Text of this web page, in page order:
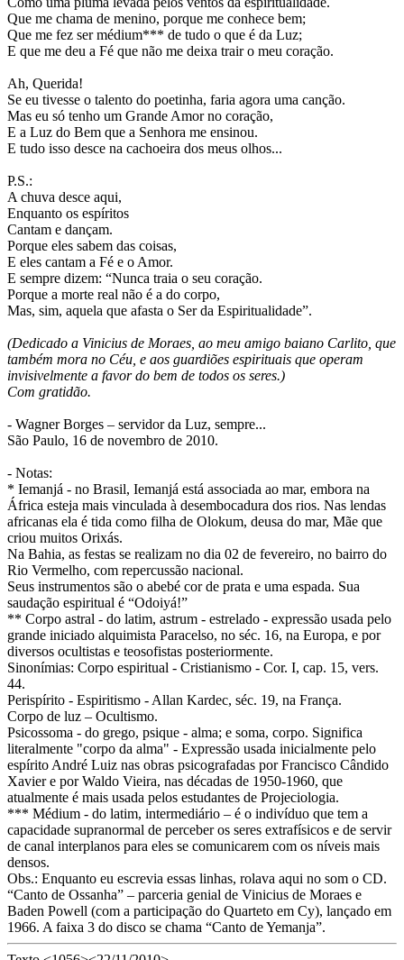
Que me chama de menino, porque me conhece bem;
Que me fez ser médium*** de tudo o que é da Luz;
E que me deu a Fé que não me deixa trair o meu coração.
Ah, Querida!
Se eu tivesse o talento do poetinha, faria agora uma canção.
Mas eu só tenho um Grande Amor no coração,
E a Luz do Bem que a Senhora me ensinou.
E tudo isso desce na cachoeira dos meus olhos...
P.S.:
A chuva desce aqui,
Enquanto os espíritos
Cantam e dançam.
Porque eles sabem das coisas,
E eles cantam a Fé e o Amor.
E sempre dizem: “Nunca traia o seu coração.
Porque a morte real não é a do corpo,
Mas, sim, aquela que afasta o Ser da Espiritualidade”.
(Dedicado a Vinicius de Moraes, ao meu amigo baiano Carlito, que
também mora no Céu, e aos guardiões espirituais que operam
invisivelmente a favor do bem de todos os seres.)
Com gratidão.
- Wagner Borges – servidor da Luz, sempre...
São Paulo, 16 de novembro de 2010.
- Notas:
* Iemanjá - no Brasil, Iemanjá está associada ao mar, embora na
África esteja mais vinculada à desembocadura dos rios. Nas lendas
africanas ela é tida como filha de Olokum, deusa do mar, Mãe que
criou muitos Orixás.
Na Bahia, as festas se realizam no dia 02 de fevereiro, no bairro do
Rio Vermelho, com repercussão nacional.
Seus instrumentos são o abebé cor de prata e uma espada. Sua
saudação espiritual é “Odoiyá!”
** Corpo astral - do latim, astrum - estrelado - expressão usada pelo
grande iniciado alquimista Paracelso, no séc. 16, na Europa, e por
diversos ocultistas e teosofistas posteriormente.
Sinonímias: Corpo espiritual - Cristianismo - Cor. I, cap. 15, vers.
44.
Perispírito - Espiritismo - Allan Kardec, séc. 19, na França.
Corpo de luz – Ocultismo.
Psicossoma - do grego, psique - alma; e soma, corpo. Significa
literalmente "corpo da alma" - Expressão usada inicialmente pelo
espírito André Luiz nas obras psicografadas por Francisco Cândido
Xavier e por Waldo Vieira, nas décadas de 1950-1960, que
atualmente é mais usada pelos estudantes de Projeciologia.
*** Médium - do latim, intermediário – é o indivíduo que tem a
capacidade supranormal de perceber os seres extrafísicos e de servir
de canal interplanos para eles se comunicarem com os níveis mais
densos.
Obs.: Enquanto eu escrevia essas linhas, rolava aqui no som o CD.
“Canto de Ossanha” – parceria genial de Vinicius de Moraes e
Baden Powell (com a participação do Quarteto em Cy), lançado em
1966. A faixa 3 do disco se chama “Canto de Yemanja”.